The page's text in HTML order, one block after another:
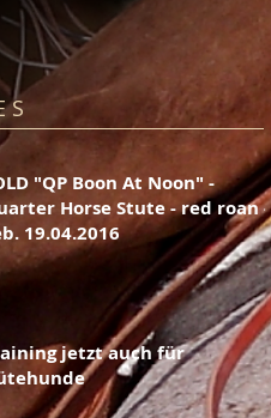
S
"QP Boon At Noon" -
Horse Stute - red roan -
19.04.2016
jetzt auch für